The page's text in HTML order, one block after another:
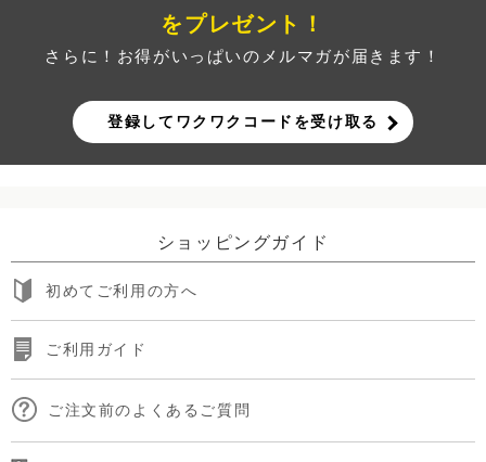
をプレゼント！
さらに！お得がいっぱいのメルマガが届きます！
登録してワクワクコードを受け取る
ショッピングガイド
初めてご利用の方へ
ご利用ガイド
ご注文前のよくあるご質問